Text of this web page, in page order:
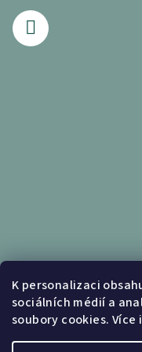
K personalizaci
sociálních médií a
soubory cookies. Více
Informace pro
Obchodní podmínky